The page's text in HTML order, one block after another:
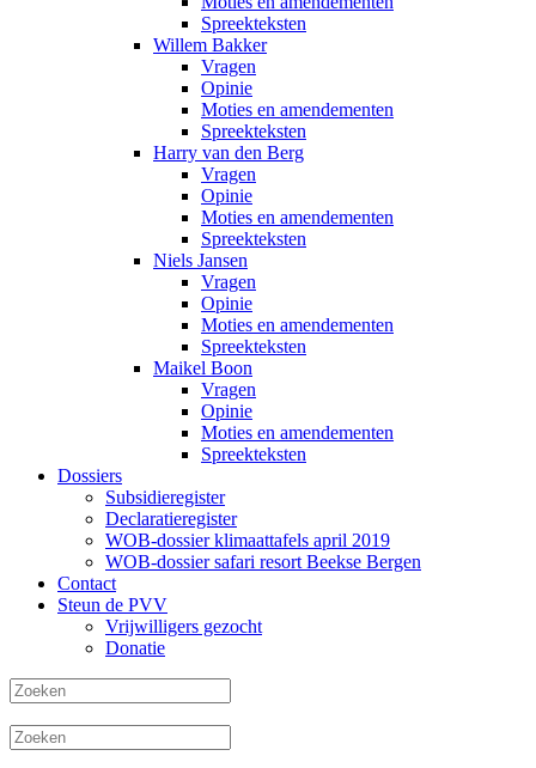
Spreekteksten
Willem Bakker
Vragen
Opinie
Moties en amendementen
Spreekteksten
Harry van den Berg
Vragen
Opinie
Moties en amendementen
Spreekteksten
Niels Jansen
Vragen
Opinie
Moties en amendementen
Spreekteksten
Maikel Boon
Vragen
Opinie
Moties en amendementen
Spreekteksten
Dossiers
Subsidieregister
Declaratieregister
WOB-dossier klimaattafels april 2019
WOB-dossier safari resort Beekse Bergen
Contact
Steun de PVV
Vrijwilligers gezocht
Donatie